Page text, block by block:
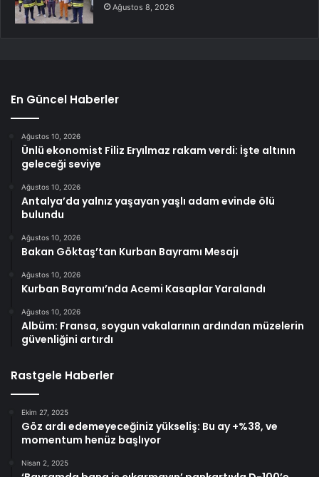
Ağustos 8, 2026
En Güncel Haberler
Ağustos 10, 2026
Ünlü ekonomist Filiz Eryılmaz rakam verdi: İşte altının
geleceği seviye
Ağustos 10, 2026
Antalya’da yalnız yaşayan yaşlı adam evinde ölü
bulundu
Ağustos 10, 2026
Bakan Göktaş’tan Kurban Bayramı Mesajı
Ağustos 10, 2026
Kurban Bayramı’nda Acemi Kasaplar Yaralandı
Ağustos 10, 2026
Albüm: Fransa, soygun vakalarının ardından müzelerin
güvenliğini artırdı
Rastgele Haberler
Ekim 27, 2025
Göz ardı edemeyeceğiniz yükseliş: Bu ay +%38, ve
momentum henüz başlıyor
Nisan 2, 2025